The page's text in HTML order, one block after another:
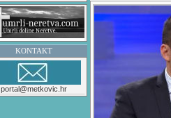
KONTAKT
portal@metkovic.hr